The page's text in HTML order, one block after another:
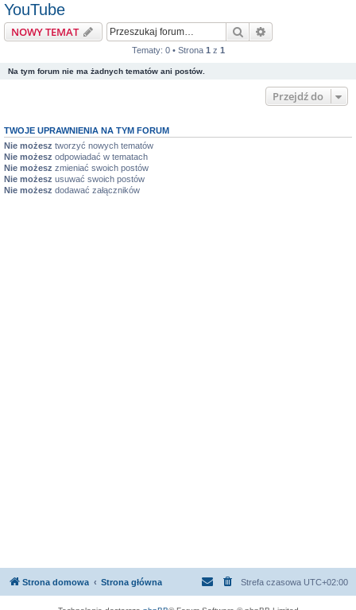
YouTube
NOWY TEMAT Szukaj
Tematy: 0 • Strona 1 z 1
Na tym forum nie ma żadnych tematów ani postów.
Przejdź do
TWOJE UPRAWNIENIA NA TYM FORUM
Nie możesz tworzyć nowych tematów
Nie możesz odpowiadać w tematach
Nie możesz zmieniać swoich postów
Nie możesz usuwać swoich postów
Nie możesz dodawać załączników
Strona domowa Strona główna Strefa czasowa UTC+02:00